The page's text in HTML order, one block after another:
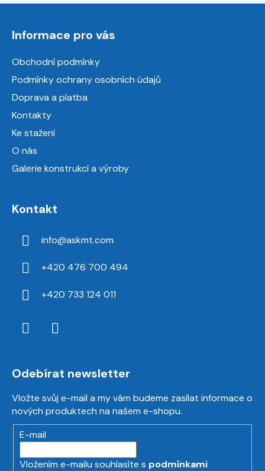
Informace pro vás
Obchodní podmínky
Podmínky ochrany osobních údajů
Doprava a platba
Kontakty
Ke stažení
O nás
Galerie konstrukcí a výroby
Kontakt
info@askmt.com
+420 476 700 494
+420 733 124 011
Odebírat newsletter
Vložte svůj e-mail a my vám budeme zasílat informace o
nových produktech na našem e-shopu.
E-mail
Vložením e-mailu souhlasíte s podmínkami